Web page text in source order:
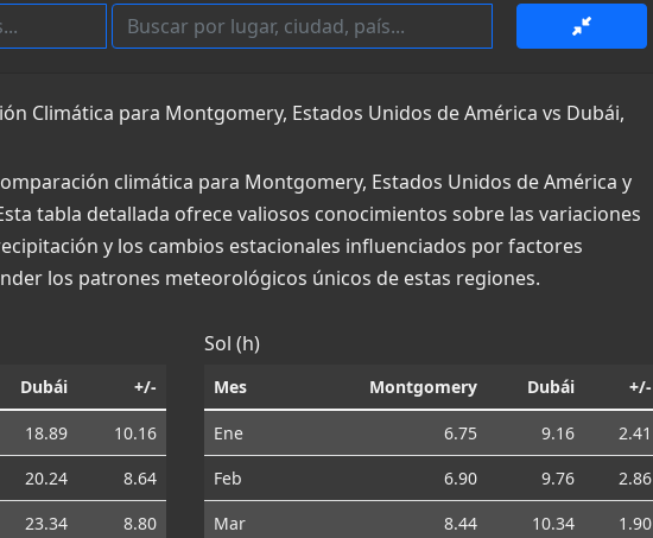
Climática para Montgomery, Estados Unidos de América vs Dubái,
climática para Montgomery, Estados Unidos de América y
tabla detallada ofrece valiosos conocimientos sobre las variaciones
y los cambios estacionales influenciados por factores
los patrones meteorológicos únicos de estas regiones.
Dubái +/-
18.89
10.16
20.24
8.64
23.34
8.80
Sol (h)
Mes Montgomery Dubái +/-
Ene 6.75 9.16
2.41
Feb
6.90 9.76
2.86
Mar
8.44 10.34
1.90